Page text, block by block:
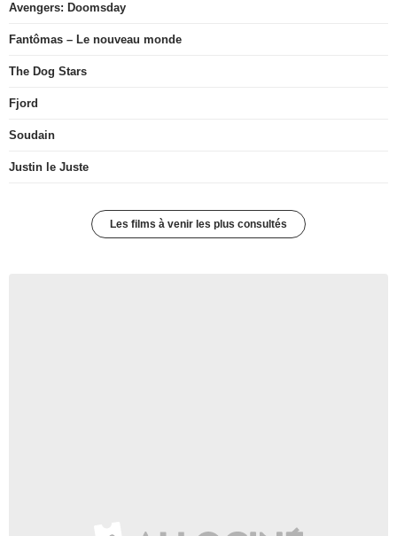
Avengers: Doomsday
Fantômas – Le nouveau monde
The Dog Stars
Fjord
Soudain
Justin le Juste
Les films à venir les plus consultés